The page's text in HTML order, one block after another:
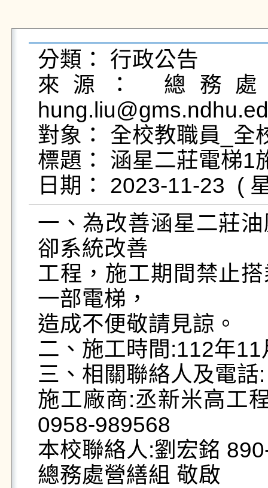
分類： 行政公告
來源： 總務
對象： 全校教職員_全
標題： 涵星二莊電梯1
一、為改善涵星二莊
卻系統改善
工程，施工期間禁止
一部電梯，
造成不便敬請見諒。
二、施工時間:112年
三、相關聯絡人及電話:
施工廠商:丞新米高工
0958-989568
本校聯絡人:劉宏銘
總務處營繕組 敬啟